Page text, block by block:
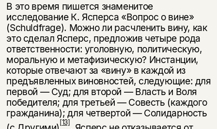
В это время пишется знаменитое
исследование К. Ясперса «Вопрос о вине»
(Schuldfrage). Можно ли расчленить вину, как
это сделал Ясперс, предложив четыре рода
ответственности: уголовную, политическую,
моральную и мета­физическую? Инстанции,
которые отвечают за «вину» в каждой из
предъ­явленных виновностей, следующие: для
первой — Суд; для второй — Власть и Воля
победителя; для третьей — Совесть (каждого
гражданина); для четвер­той — Солидарность
[13]